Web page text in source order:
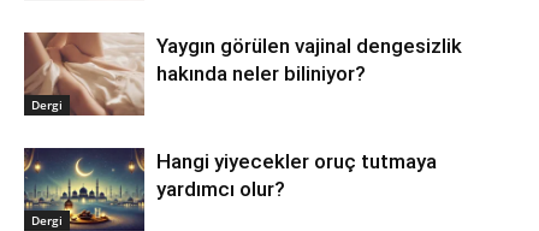
Dergi
Yaygın görülen vajinal dengesizlik
hakında neler biliniyor?
Dergi
Hangi yiyecekler oruç tutmaya
yardımcı olur?